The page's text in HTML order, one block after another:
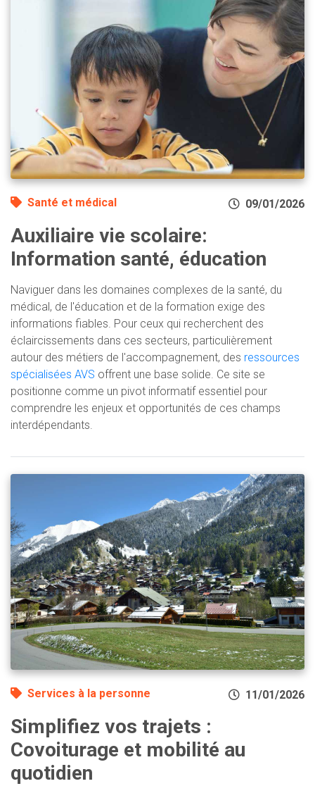
Santé et médical 09/01/2026
Auxiliaire vie scolaire:
Information santé, éducation
Naviguer dans les domaines complexes de la santé, du
médical, de l'éducation et de la formation exige des
informations fiables. Pour ceux qui recherchent des
éclaircissements dans ces secteurs, particulièrement
autour des métiers de l'accompagnement, des ressources
spécialisées AVS offrent une base solide. Ce site se
positionne comme un pivot informatif essentiel pour
comprendre les enjeux et opportunités de ces champs
interdépendants.
Services à la personne 11/01/2026
Simplifiez vos trajets :
Covoiturage et mobilité au
quotidien